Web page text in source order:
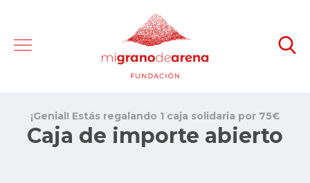
¡Genial! Estás regalando 1 caja solidaria por 75€
Caja de importe abierto